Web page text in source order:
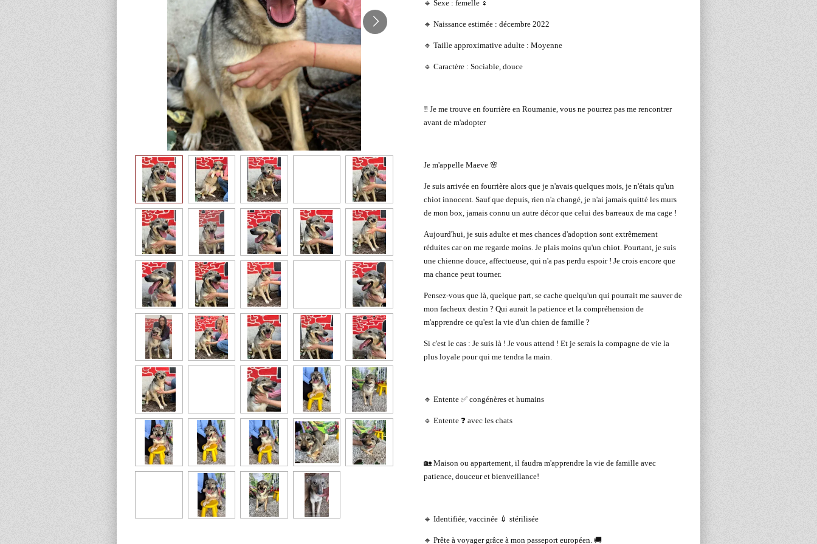
🔹 Sexe : femelle ♀️
🔹 Naissance estimée : décembre 2022
🔹 Taille approximative adulte : Moyenne
🔹 Caractère : Sociable, douce
‼️ Je me trouve en fourrière en Roumanie, vous ne pourrez pas me rencontrer
avant de m'adopter
Je m'appelle Maeve 🌸
Je suis arrivée en fourrière alors que je n'avais quelques mois, je n'étais qu'un
chiot innocent. Sauf que depuis, rien n'a changé, je n'ai jamais quitté les murs
de mon box, jamais connu un autre décor que celui des barreaux de ma cage !
Aujourd'hui, je suis adulte et mes chances d'adoption sont extrêmement
réduites car on me regarde moins. Je plais moins qu'un chiot. Pourtant, je suis
une chienne douce, affectueuse, qui n'a pas perdu espoir ! Je crois encore que
ma chance peut tourner.
Pensez-vous que là, quelque part, se cache quelqu'un qui pourrait me sauver de
mon facheux destin ? Qui aurait la patience et la compréhension de
m'apprendre ce qu'est la vie d'un chien de famille ?
Si c'est le cas : Je suis là ! Je vous attend ! Et je serais la compagne de vie la
plus loyale pour qui me tendra la main.
🔹 Entente ✅ congénères et humains
🔹 Entente ❓ avec les chats
🏡 Maison ou appartement, il faudra m'apprendre la vie de famille avec
patience, douceur et bienveillance!
🔹 Identifiée, vaccinée 💉 stérilisée
🔹 Prête à voyager grâce à mon passeport européen. 🚚